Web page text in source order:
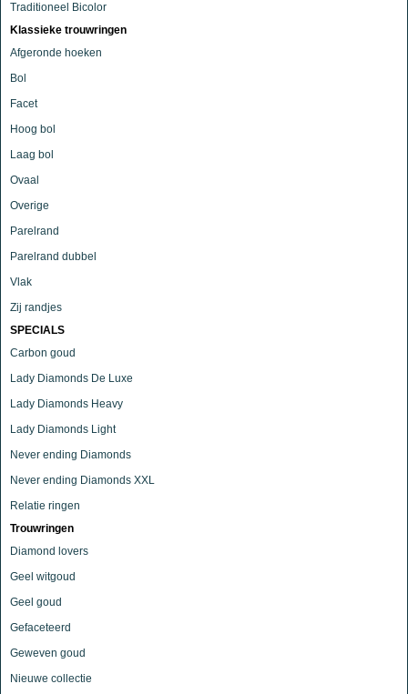
Traditioneel Bicolor
Klassieke trouwringen
Afgeronde hoeken
Bol
Facet
Hoog bol
Laag bol
Ovaal
Overige
Parelrand
Parelrand dubbel
Vlak
Zij randjes
SPECIALS
Carbon goud
Lady Diamonds De Luxe
Lady Diamonds Heavy
Lady Diamonds Light
Never ending Diamonds
Never ending Diamonds XXL
Relatie ringen
Trouwringen
Diamond lovers
Geel witgoud
Geel goud
Gefaceteerd
Geweven goud
Nieuwe collectie